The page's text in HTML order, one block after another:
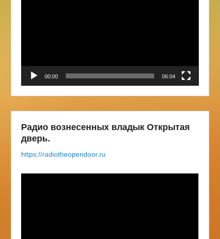
00:00 06:04
Радио вознесенных владык Открытая
дверь.
https://radiotheopendoor.ru